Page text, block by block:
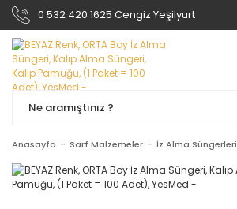
0 532 420 1625 Cengiz Yeşilyurt
Anasayfa Sarf Malzemeler İz Alma Süngerleri